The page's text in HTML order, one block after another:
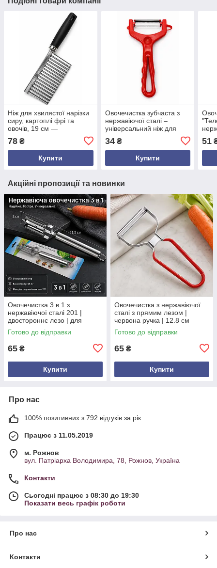
Ніж для хвилястої нарізки
сиру, картоплі фрі та
овочів, 19 см —
нержавіючої сталі з
пластиковою ручкою
78 ₴
Купити
Овочечистка зубчаста з
нержавіючої сталі –
універсальний ніж для
різнокольорова
34₴
Купити
51
Акційні пропозиції та новинки
Овочечистка 3 в 1 з
нержавіючої сталі 201 |
двостороннє лезо | для
овочів і фруктів | 21,5 см
Готово до відправки
65 ₴
Купити
Овочечистка з нержавіючої
сталі з прямим лезом |
червона ручка | 12.8 см
Готово до відправки
65 ₴
Купити
Про нас
100% позитивних з 792 відгуків за рік
Працює з 11.05.2019
м. Рожнов
вул. Патріарха Володимира, 78, Рожнов, Україна
Контакти
Сьогодні працює з 08:30 до 19:30
Показати весь графік роботи
Про нас
Контакти